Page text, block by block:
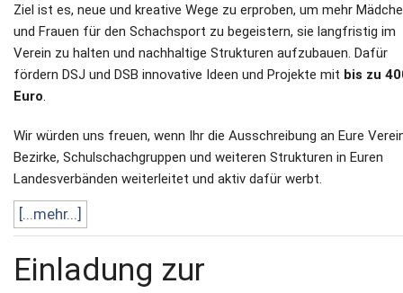
Ziel ist es, neue und kreative Wege zu erproben, um mehr
und Frauen für den Schachsport zu begeistern, sie langfristig im
Verein zu halten und nachhaltige Strukturen aufzubauen. Dafür
fördern DSJ und DSB innovative Ideen und Projekte mit bis zu
Euro.
Wir würden uns freuen, wenn Ihr die Ausschreibung an Eure
Bezirke, Schulschachgruppen und weiteren Strukturen in Euren
Landesverbänden weiterleitet und aktiv dafür werbt.
[...mehr...]
Einladung zur